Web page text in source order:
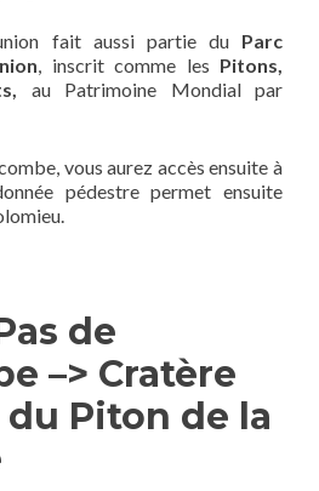
fait aussi partie du Parc
, inscrit comme les Pitons,
, au Patrimoine Mondial par
vous aurez accès ensuite à
pédestre permet ensuite
de
–> Cratère
Piton de la